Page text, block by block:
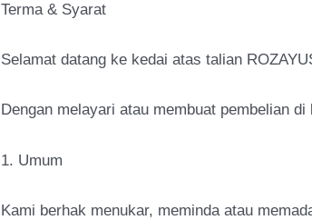
Terma & Syarat
Selamat datang ke kedai atas talian
Dengan melayari atau membuat pembelian
1. Umum
Kami berhak menukar, meminda atau